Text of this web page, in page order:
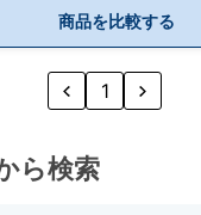
商品を比較する
1
ら検索